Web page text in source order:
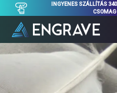
INGYENES SZÁLLÍTÁS